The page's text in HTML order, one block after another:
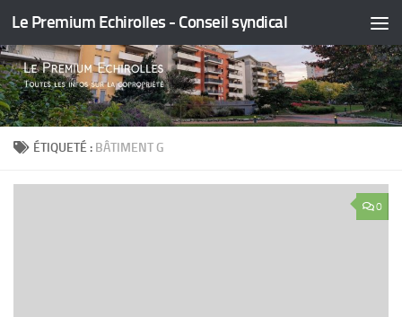
Skip to content
Le Premium Echirolles - Conseil syndical
ÉTIQUETÉ : BÂTIMENT G
0